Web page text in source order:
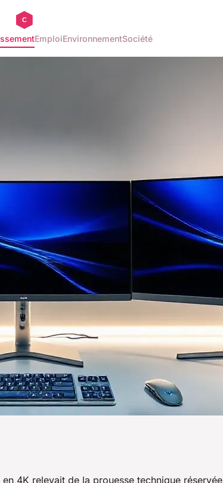
EmploiEnvironnementSociété
4K relevait de la prouesse technique réservée